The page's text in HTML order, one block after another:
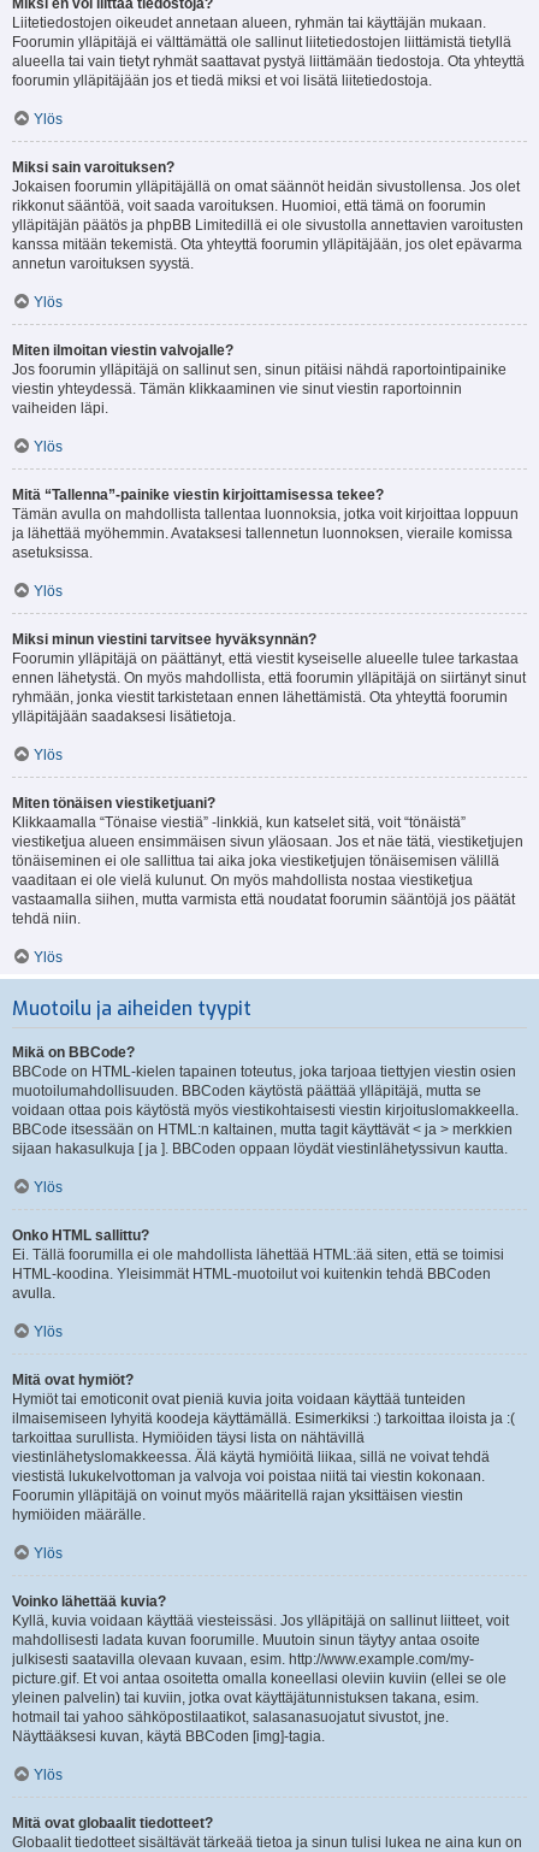
Miksi en voi liittää tiedostoja?
Liitetiedostojen oikeudet annetaan alueen, ryhmän tai käyttäjän mukaan.
Foorumin ylläpitäjä ei välttämättä ole sallinut liitetiedostojen liittämistä tietyllä
alueella tai vain tietyt ryhmät saattavat pystyä liittämään tiedostoja. Ota yhteyttä
foorumin ylläpitäjään jos et tiedä miksi et voi lisätä liitetiedostoja.
Ylös
Miksi sain varoituksen?
Jokaisen foorumin ylläpitäjällä on omat säännöt heidän sivustollensa. Jos olet
rikkonut sääntöä, voit saada varoituksen. Huomioi, että tämä on foorumin
ylläpitäjän päätös ja phpBB Limitedillä ei ole sivustolla annettavien varoitusten
kanssa mitään tekemistä. Ota yhteyttä foorumin ylläpitäjään, jos olet epävarma
annetun varoituksen syystä.
Ylös
Miten ilmoitan viestin valvojalle?
Jos foorumin ylläpitäjä on sallinut sen, sinun pitäisi nähdä raportointipainike
viestin yhteydessä. Tämän klikkaaminen vie sinut viestin raportoinnin
vaiheiden läpi.
Ylös
Mitä “Tallenna”-painike viestin kirjoittamisessa tekee?
Tämän avulla on mahdollista tallentaa luonnoksia, jotka voit kirjoittaa loppuun
ja lähettää myöhemmin. Avataksesi tallennetun luonnoksen, vieraile komissa
asetuksissa.
Ylös
Miksi minun viestini tarvitsee hyväksynnän?
Foorumin ylläpitäjä on päättänyt, että viestit kyseiselle alueelle tulee tarkastaa
ennen lähetystä. On myös mahdollista, että foorumin ylläpitäjä on siirtänyt sinut
ryhmään, jonka viestit tarkistetaan ennen lähettämistä. Ota yhteyttä foorumin
ylläpitäjään saadaksesi lisätietoja.
Ylös
Miten tönäisen viestiketjuani?
Klikkaamalla “Tönaise viestiä” -linkkiä, kun katselet sitä, voit “tönäistä”
viestiketjua alueen ensimmäisen sivun yläosaan. Jos et näe tätä, viestiketjujen
tönäiseminen ei ole sallittua tai aika joka viestiketjujen tönäisemisen välillä
vaaditaan ei ole vielä kulunut. On myös mahdollista nostaa viestiketjua
vastaamalla siihen, mutta varmista että noudatat foorumin sääntöjä jos päätät
tehdä niin.
Ylös
Muotoilu ja aiheiden tyypit
Mikä on BBCode?
BBCode on HTML-kielen tapainen toteutus, joka tarjoaa tiettyjen viestin osien
muotoilumahdollisuuden. BBCoden käytöstä päättää ylläpitäjä, mutta se
voidaan ottaa pois käytöstä myös viestikohtaisesti viestin kirjoituslomakkeella.
BBCode itsessään on HTML:n kaltainen, mutta tagit käyttävät < ja > merkkien
sijaan hakasulkuja [ ja ]. BBCoden oppaan löydät viestinlähetyssivun kautta.
Ylös
Onko HTML sallittu?
Ei. Tällä foorumilla ei ole mahdollista lähettää HTML:ää siten, että se toimisi
HTML-koodina. Yleisimmät HTML-muotoilut voi kuitenkin tehdä BBCoden
avulla.
Ylös
Mitä ovat hymiöt?
Hymiöt tai emoticonit ovat pieniä kuvia joita voidaan käyttää tunteiden
ilmaisemiseen lyhyitä koodeja käyttämällä. Esimerkiksi :) tarkoittaa iloista ja :(
tarkoittaa surullista. Hymiöiden täysi lista on nähtävillä
viestinlähetyslomakkeessa. Älä käytä hymiöitä liikaa, sillä ne voivat tehdä
viestistä lukukelvottoman ja valvoja voi poistaa niitä tai viestin kokonaan.
Foorumin ylläpitäjä on voinut myös määritellä rajan yksittäisen viestin
hymiöiden määrälle.
Ylös
Voinko lähettää kuvia?
Kyllä, kuvia voidaan käyttää viesteissäsi. Jos ylläpitäjä on sallinut liitteet, voit
mahdollisesti ladata kuvan foorumille. Muutoin sinun täytyy antaa osoite
julkisesti saatavilla olevaan kuvaan, esim. http://www.example.com/my-
picture.gif. Et voi antaa osoitetta omalla koneellasi oleviin kuviin (ellei se ole
yleinen palvelin) tai kuviin, jotka ovat käyttäjätunnistuksen takana, esim.
hotmail tai yahoo sähköpostilaatikot, salasanasuojatut sivustot, jne.
Näyttääksesi kuvan, käytä BBCoden [img]-tagia.
Ylös
Mitä ovat globaalit tiedotteet?
Globaalit tiedotteet sisältävät tärkeää tietoa ja sinun tulisi lukea ne aina kun on